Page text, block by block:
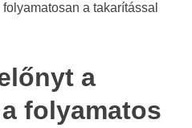
a takarítással
a
folyamatos